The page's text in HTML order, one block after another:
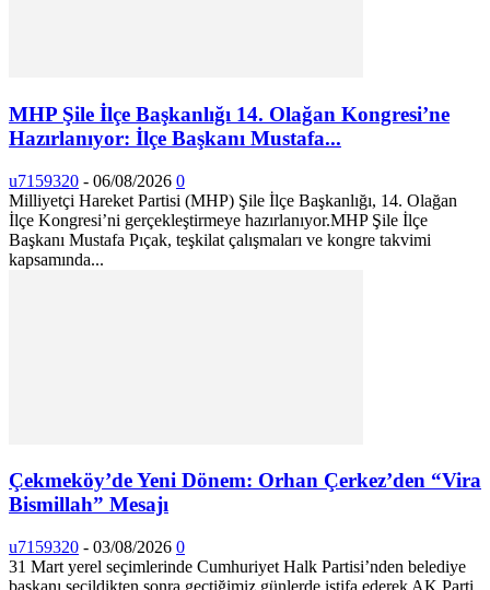
MHP Şile İlçe Başkanlığı 14. Olağan Kongresi’ne
Hazırlanıyor: İlçe Başkanı Mustafa...
u7159320 - 06/08/2026 0
Milliyetçi Hareket Partisi (MHP) Şile İlçe Başkanlığı, 14. Olağan
İlçe Kongresi’ni gerçekleştirmeye hazırlanıyor. ​MHP Şile İlçe
Başkanı Mustafa Pıçak, teşkilat çalışmaları ve kongre takvimi
kapsamında...
Çekmeköy’de Yeni Dönem: Orhan Çerkez’den “Vira
Bismillah” Mesajı
u7159320 - 03/08/2026 0
31 Mart yerel seçimlerinde Cumhuriyet Halk Partisi’nden belediye